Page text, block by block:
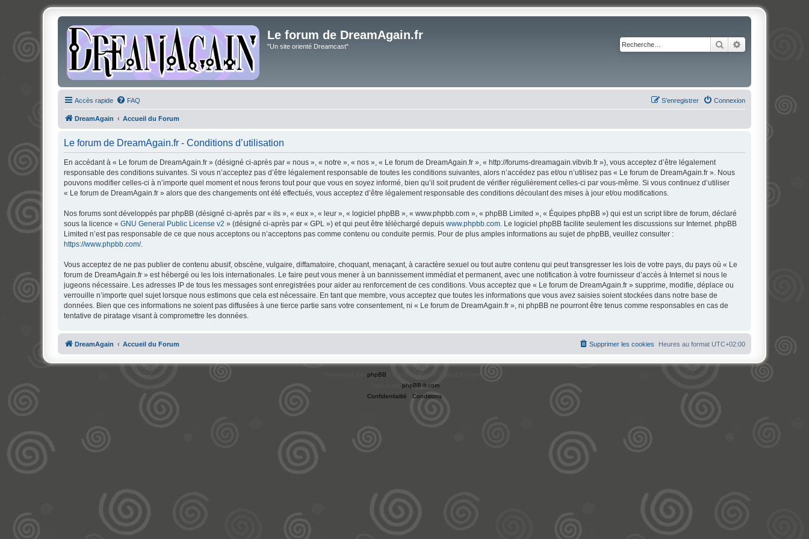
Le forum de DreamAgain.fr
"Un site orienté Dreamcast" Rechercher
Accès rapide FAQ Connexion
S’enregistrer
DreamAgain Accueil du Forum
Le forum de DreamAgain.fr - Conditions d’utilisation
En accédant à « Le forum de DreamAgain.fr » (désigné ci-après par « nous », « notre », « nos », « Le forum de DreamAgain.fr », « http://forums-dreamagain.vibvib.fr »), vous acceptez d’être légalement
responsable des conditions suivantes. Si vous n’acceptez pas d’être légalement responsable de toutes les conditions suivantes, alors n’accédez pas et/ou n’utilisez pas « Le forum de DreamAgain.fr ». Nous
pouvons modifier celles-ci à n’importe quel moment et nous ferons tout pour que vous en soyez informé, bien qu’il soit prudent de vérifier régulièrement celles-ci par vous-même. Si vous continuez d’utiliser
« Le forum de DreamAgain.fr » alors que des changements ont été effectués, vous acceptez d’être légalement responsable des conditions découlant des mises à jour et/ou modifications.
Nos forums sont développés par phpBB (désigné ci-après par « ils », « eux », « leur », « logiciel phpBB », « www.phpbb.com », « phpBB Limited », « Équipes phpBB ») qui est un script libre de forum, déclaré
sous la licence « GNU General Public License v2 » (désigné ci-après par « GPL ») et qui peut être téléchargé depuis www.phpbb.com. Le logiciel phpBB facilite seulement les discussions sur Internet. phpBB
Limited n’est pas responsable de ce que nous acceptons ou n’acceptons pas comme contenu ou conduite permis. Pour de plus amples informations au sujet de phpBB, veuillez consulter :
https://www.phpbb.com/.
Vous acceptez de ne pas publier de contenu abusif, obscène, vulgaire, diffamatoire, choquant, menaçant, à caractère sexuel ou tout autre contenu qui peut transgresser les lois de votre pays, du pays où « Le
forum de DreamAgain.fr » est hébergé ou les lois internationales. Le faire peut vous mener à un bannissement immédiat et permanent, avec une notification à votre fournisseur d’accès à Internet si nous le
jugeons nécessaire. Les adresses IP de tous les messages sont enregistrées pour aider au renforcement de ces conditions. Vous acceptez que « Le forum de DreamAgain.fr » supprime, modifie, déplace ou
verrouille n’importe quel sujet lorsque nous estimons que cela est nécessaire. En tant que membre, vous acceptez que toutes les informations que vous avez saisies soient stockées dans notre base de
données. Bien que ces informations ne soient pas diffusées à une tierce partie sans votre consentement, ni « Le forum de DreamAgain.fr », ni phpBB ne pourront être tenus comme responsables en cas de
tentative de piratage visant à compromettre les données.
DreamAgain Accueil du Forum Heures au format UTC+02:00
Supprimer les cookies
phpBB
phpBB-fr.com
Confidentialité
Conditions